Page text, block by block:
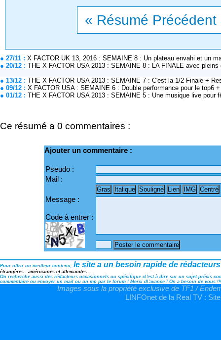
« Résumé Précédent
● 27/11 : X FACTOR UK 13, 2016 : SEMAINE 8 : Un plateau envahi et un
● 20/12 : THE X FACTOR USA 2013 : SEMAINE 8 : LA FINALE avec
● 13/12 : THE X FACTOR USA 2013 : SEMAINE 7 : C'est la 1/2 Finale +
● 09/12 : X FACTOR USA : SEMAINE 6 : Double performance pour le top6
● 01/12 : THE X FACTOR USA 2013 : SEMAINE 5 : Une musique live pour
Ce résumé a 0 commentaires :
Ajouter un commentaire :
Pseudo :
Mail :
Message :
Code à entrer :
Pour offrir un meilleur contenu, le site a un besoin rapide de rédacteurs
étrangères : américaines et allemandes .
On recherche aussi des rédacteurs occasionnels ou spécifique c\'est à dire sur un sujet précis
commentaire ou envoyer un mail ou un mp par le forum ! Merci d\'avance ! On a besoin de vous !!!
Images sous la propriété exclusive de TF1 /
LINFOnet de la Real TV :